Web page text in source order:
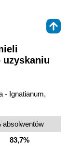
uzyskaniu
- Ignatianum,
absolwentów
83,7%